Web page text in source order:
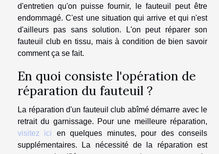
d'entretien qu'on puisse fournir, le fauteuil peut être
endommagé. C'est une situation qui arrive et qui n'est
d'ailleurs pas sans solution. L'on peut réparer son
fauteuil club en tissu, mais à condition de bien savoir
comment ça se fait.
En quoi consiste l'opération de
réparation du fauteuil ?
La réparation d'un fauteuil club abîmé démarre avec le
retrait du garnissage. Pour une meilleure réparation,
visitez ici en quelques minutes, pour des conseils
supplémentaires. La nécessité de la réparation est